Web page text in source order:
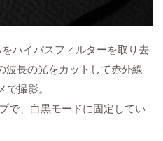
ハイパスフィルターを取り去
波長の光をカットして赤外線
撮影。
で、白黒モードに固定してい